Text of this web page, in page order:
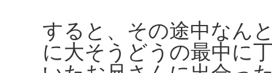
すると、その途中なん
に大そうどうの最中に